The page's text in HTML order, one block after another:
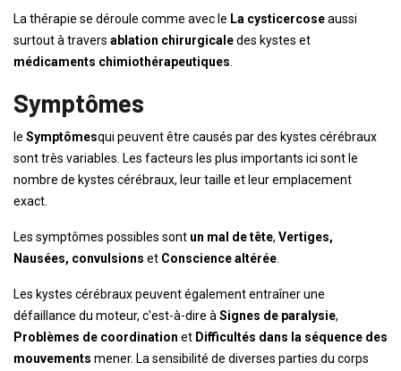
La thérapie se déroule comme avec le La cysticercoseaussi
surtout à travers ablation chirurgicaledes kystes et
médicaments chimiothérapeutiques
Symptômes
le Symptômesqui peuvent être causés par des kystes cérébraux
sont très variables. Les facteurs les plus importants ici sont le
nombre de kystes cérébraux, leur taille et leur emplacement
exact.
Les symptômes possibles sont un mal de tête, Vertiges,
Nausées, convulsions et Conscience altérée
Les kystes cérébraux peuvent également entraîner une
défaillance du moteur, c'est-à-dire à Signes de paralysie,
Problèmes de coordination et Difficultés dans la séquence des
mouvements mener. La sensibilité de diverses parties du corps